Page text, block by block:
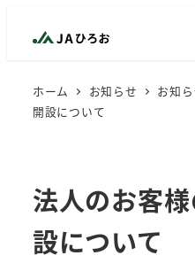
ホーム お知らせ お知
開設について
法人のお客
設について